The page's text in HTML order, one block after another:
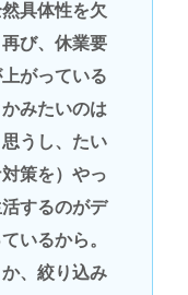
具体性を欠
び、休業要
がっている
みたいのは
うし、たい
策を）やっ
するのがデ
いるから。
、絞り込み